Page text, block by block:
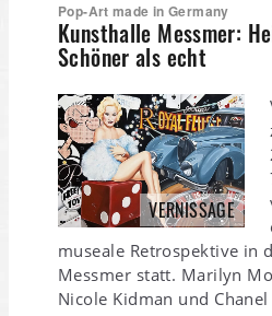
Pop-Art made in Germany
Kunsthalle Messmer:
Schöner als echt
VERNISSAGE
museale Retrospektive in
Messmer statt. Marilyn
Nicole Kidman und